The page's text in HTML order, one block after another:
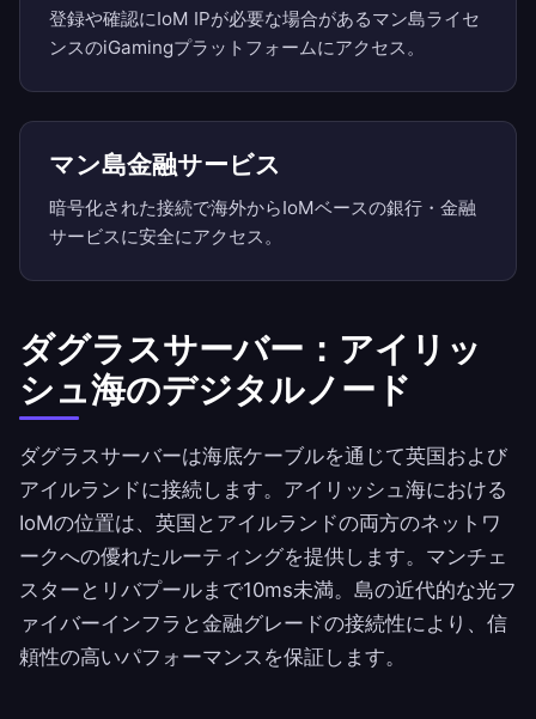
登録や確認にIoM IPが必要な場合があるマン島ライセ
ンスのiGamingプラットフォームにアクセス。
マン島金融サービス
暗号化された接続で海外からIoMベースの銀行・金融
サービスに安全にアクセス。
ダグラスサーバー：アイリッ
シュ海のデジタルノード
ダグラスサーバーは海底ケーブルを通じて英国および
アイルランドに接続します。アイリッシュ海における
IoMの位置は、英国とアイルランドの両方のネットワ
ークへの優れたルーティングを提供します。マンチェ
スターとリバプールまで10ms未満。島の近代的な光フ
ァイバーインフラと金融グレードの接続性により、信
頼性の高いパフォーマンスを保証します。